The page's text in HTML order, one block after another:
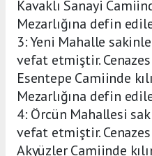
Kavaklı Sanayi
Mezarlığına defin
3: Yeni Mahalle
vefat etmiştir.
Esentepe Camiinde
Mezarlığına defin
4: Örcün Mahallesi
vefat etmiştir.
Akyüzler Camiinde